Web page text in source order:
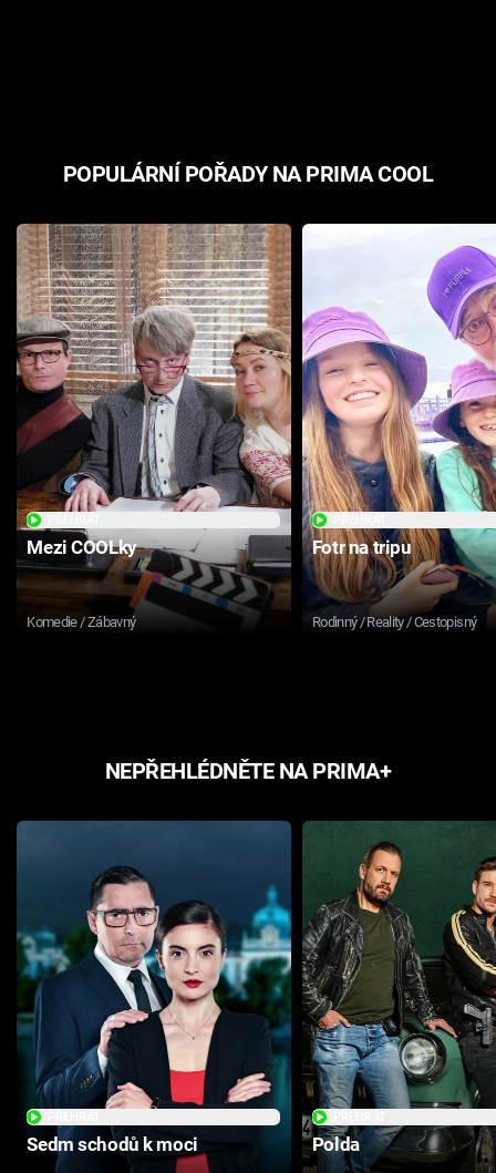
POPULÁRNÍ POŘADY NA PRIMA COOL
Mezi COOLky
Komedie / Zábavný
Fotr na tripu
Rodinný / Reality / Cestopisný
NEPŘEHLÉDNĚTE NA PRIMA+
Sedm schodů k moci Polda